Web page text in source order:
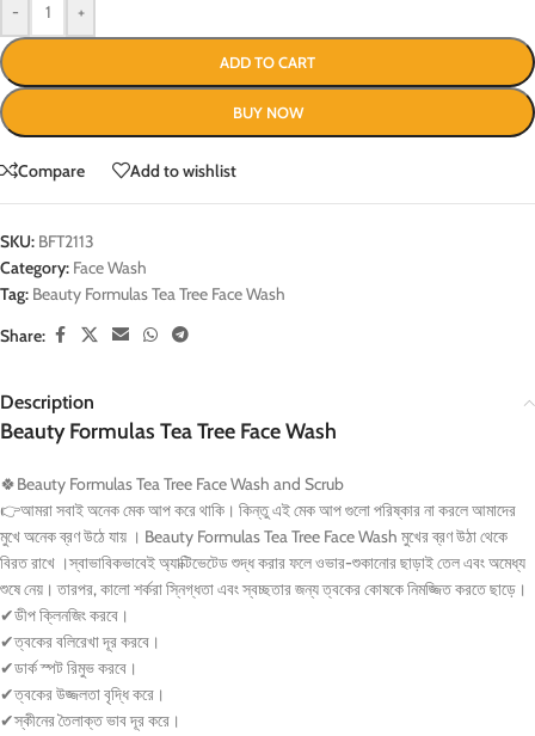
- +
ADD TO CART
BUY NOW
Compare Add to wishlist
SKU: BFT2113
Category: Face Wash
Tag: Beauty Formulas Tea Tree Face Wash
Share:
Description
Beauty Formulas Tea Tree Face Wash
🍀Beauty Formulas Tea Tree Face Wash and Scrub
👉আমরা সবাই অনেক মেক আপ করে থাকি। কিন্তু এই মেক আপ গুলো পরিষ্কার না করলে আমাদের
মুখে অনেক ব্রণ উঠে যায় । Beauty Formulas Tea Tree Face Wash মুখের ব্রণ উঠা থেকে
বিরত রাখে ।স্বাভাবিকভাবেই অ্যাক্টিভেটেড শুদ্ধ করার ফলে ওভার-শুকানোর ছাড়াই তেল এবং অমেধ্য
শুষে নেয়। তারপর, কালো শর্করা স্নিগ্ধতা এবং স্বচ্ছতার জন্য ত্বকের কোষকে নিমজ্জিত করতে ছাড়ে।
✔ডীপ ক্লিনজিং করবে।
✔ত্বকের বলিরেখা দূর করবে।
✔ডার্ক স্পট রিমুভ করবে।
✔ত্বকের উজ্জলতা বৃদ্ধি করে।
✔স্কীনের তৈলাক্ত ভাব দূর করে।